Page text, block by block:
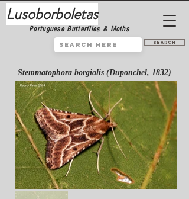
Lusoborboletas
Portuguese Butterflies & Moths
Search
Stemmatophora borgialis (Duponchel, 1832)